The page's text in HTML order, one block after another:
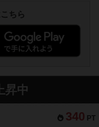
ちら
昇中
340 PT